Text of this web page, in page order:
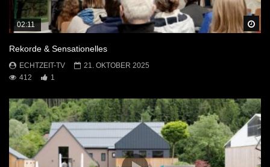
02:11
Rekorde & Sensationelles
ECHTZEIT-TV
21. OKTOBER 2025
412
1